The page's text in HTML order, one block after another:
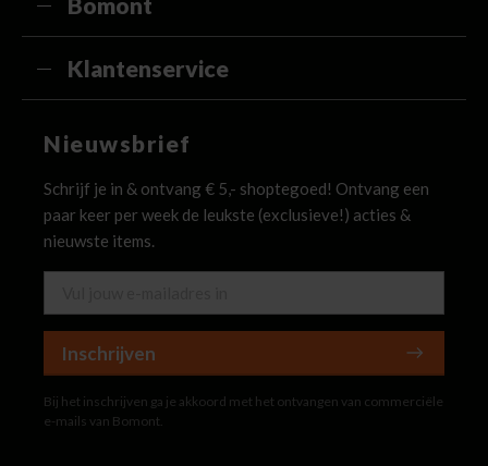
Klantenservice
Nieuwsbrief
Schrijf je in & ontvang € 5,- shoptegoed! Ontvang een
paar keer per week de leukste (exclusieve!) acties &
nieuwste items.
Inschrijven
Bij het inschrijven ga je akkoord met het ontvangen van commerciële
e-mails van Bomont.